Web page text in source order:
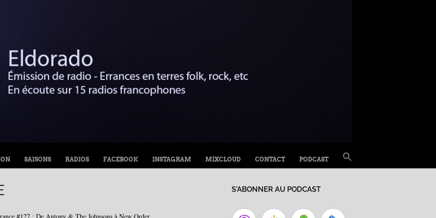
SAISONS RADIOS FACEBOOK INSTAGRAM MIXCLOUD CONTACT PODCAST
FOR:
Search Button
S'ABONNER AU PODCAST